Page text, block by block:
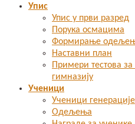
Упис
Упис у први разред
Порука осмацима
Формирање
Наставни план
Примери тестова
гимназију
Ученици
Ученици генерације
Одељења